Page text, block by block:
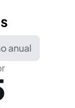
anual